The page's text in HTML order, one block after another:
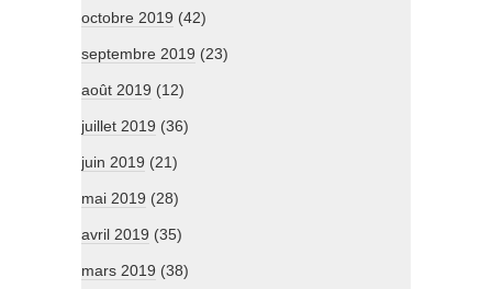
octobre 2019 (42)
septembre 2019 (23)
août 2019 (12)
juillet 2019 (36)
juin 2019 (21)
mai 2019 (28)
avril 2019 (35)
mars 2019 (38)